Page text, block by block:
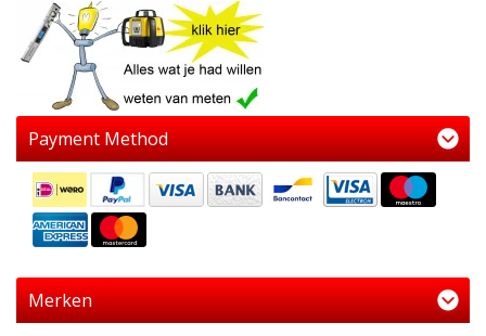
Payment Method
Merken